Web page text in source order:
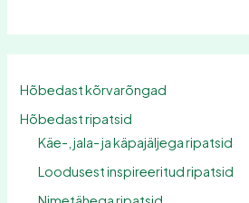
Hõbedast kõrvarõngad
Hõbedast ripatsid
Käe-, jala- ja käpajäljega ripatsid
Loodusest inspireeritud ripatsid